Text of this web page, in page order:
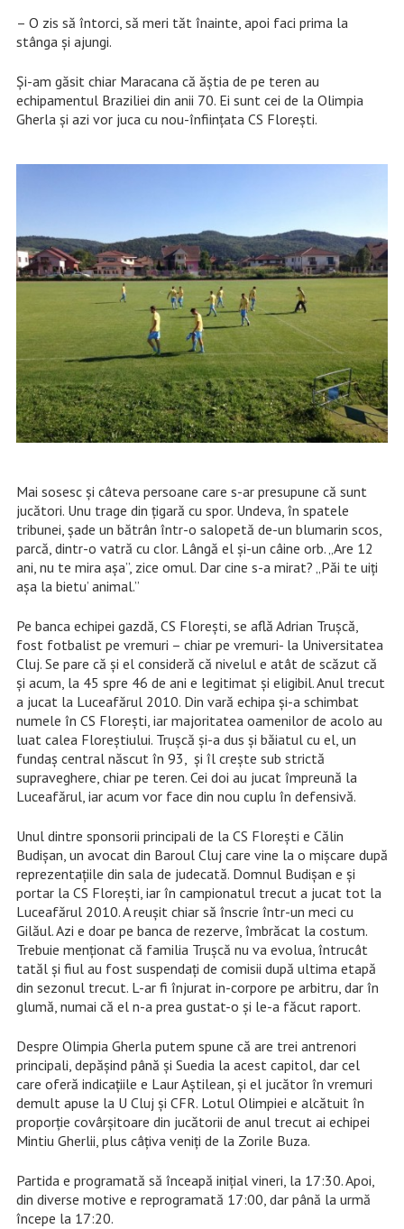
– O zis să întorci, să meri tăt înainte, apoi faci prima la
stânga și ajungi.
Și-am găsit chiar Maracana că ăștia de pe teren au
echipamentul Braziliei din anii 70. Ei sunt cei de la Olimpia
Gherla și azi vor juca cu nou-înființata CS Florești.
Mai sosesc și câteva persoane care s-ar presupune că sunt
jucători. Unu trage din țigară cu spor. Undeva, în spatele
tribunei, șade un bătrân într-o salopetă de-un blumarin scos,
parcă, dintr-o vatră cu clor. Lângă el și-un câine orb. „Are 12
ani, nu te mira așa”, zice omul. Dar cine s-a mirat? „Păi te uiți
așa la bietu’ animal.”
Pe banca echipei gazdă, CS Florești, se află Adrian Trușcă,
fost fotbalist pe vremuri – chiar pe vremuri- la Universitatea
Cluj. Se pare că și el consideră că nivelul e atât de scăzut că
și acum, la 45 spre 46 de ani e legitimat și eligibil. Anul trecut
a jucat la Luceafărul 2010. Din vară echipa și-a schimbat
numele în CS Florești, iar majoritatea oamenilor de acolo au
luat calea Floreștiului. Trușcă și-a dus și băiatul cu el, un
fundaș central născut în 93, și îl crește sub strictă
supraveghere, chiar pe teren. Cei doi au jucat împreună la
Luceafărul, iar acum vor face din nou cuplu în defensivă.
Unul dintre sponsorii principali de la CS Florești e Călin
Budișan, un avocat din Baroul Cluj care vine la o mișcare după
reprezentațiile din sala de judecată. Domnul Budișan e și
portar la CS Florești, iar în campionatul trecut a jucat tot la
Luceafărul 2010. A reușit chiar să înscrie într-un meci cu
Gilăul. Azi e doar pe banca de rezerve, îmbrăcat la costum.
Trebuie menționat că familia Trușcă nu va evolua, întrucât
tatăl și fiul au fost suspendați de comisii după ultima etapă
din sezonul trecut. L-ar fi înjurat in-corpore pe arbitru, dar în
glumă, numai că el n-a prea gustat-o și le-a făcut raport.
Despre Olimpia Gherla putem spune că are trei antrenori
principali, depășind până și Suedia la acest capitol, dar cel
care oferă indicațiile e Laur Aștilean, și el jucător în vremuri
demult apuse la U Cluj și CFR. Lotul Olimpiei e alcătuit în
proporție covârșitoare din jucătorii de anul trecut ai echipei
Mintiu Gherlii, plus câțiva veniți de la Zorile Buza.
Partida e programată să înceapă inițial vineri, la 17:30. Apoi,
din diverse motive e reprogramată 17:00, dar până la urmă
începe la 17:20.